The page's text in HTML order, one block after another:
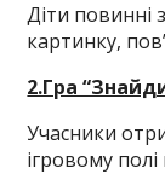
Діти повинні
картинку,
2.Гра
Учасники
ігровому полі